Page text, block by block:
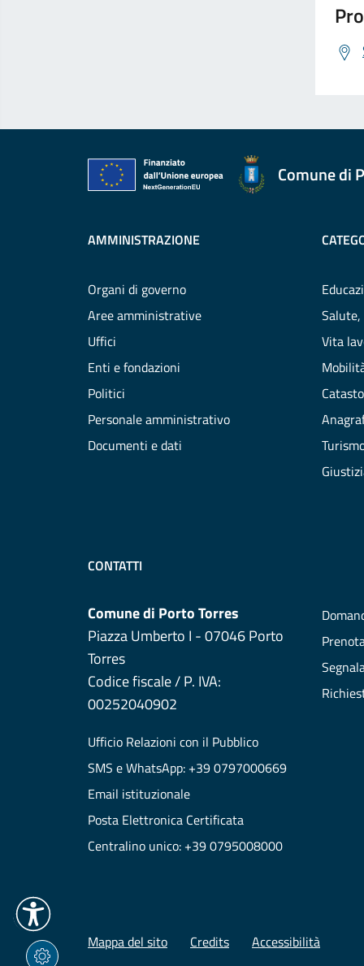
Comune di
AMMINISTRAZIONE
Organi di governo
Aree amministrative
Uffici
Enti e fondazioni
Politici
Personale amministrativo
Documenti e dati
Salute,
Vita
CONTATTI
Comune di Porto Torres
Piazza Umberto I - 07046 Porto
Torres
Codice fiscale / P. IVA:
00252040902
Ufficio Relazioni con il Pubblico
SMS e WhatsApp: +39 0797000669
Email istituzionale
Posta Elettronica Certificata
Centralino unico: +39 0795008000
Mappa del sito Credits Accessibilità